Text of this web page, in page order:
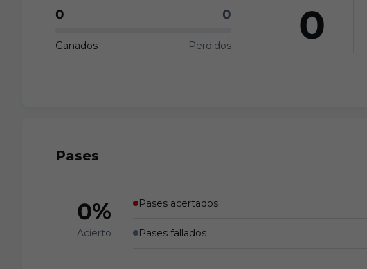
0 0
Ganados Perdidos 0
Pases
0%
Acierto
Pases acertados
Pases fallados